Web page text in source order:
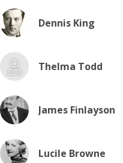
Dennis King
Thelma Todd
James Finlayson
Lucile Browne